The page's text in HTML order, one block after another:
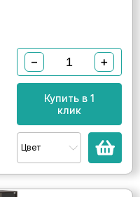
− +
Купить в 1
клик
Цвет